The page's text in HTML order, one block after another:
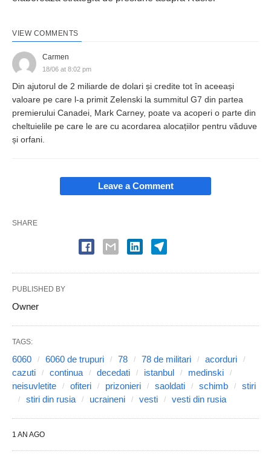
VIEW COMMENTS
Carmen
18/06 at 8:02 pm
Din ajutorul de 2 miliarde de dolari și credite tot în aceeași
valoare pe care l-a primit Zelenski la summitul G7 din partea
premierului Canadei, Mark Carney, poate va acoperi o parte din
cheltuielile pe care le are cu acordarea alocațiilor pentru văduve
și orfani.
Leave a Comment
SHARE
PUBLISHED BY
Owner
TAGS:
6060 6060 de trupuri 78 78 de militari
acorduri
cazuti
continua decedati istanbul
medinski
neisuvletite
ofiteri prizonieri saoldati schimb
stiri
stiri din rusia
ucraineni vesti vesti din rusia
1 AN AGO